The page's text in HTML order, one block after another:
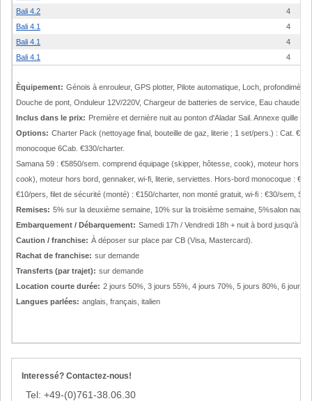
Bali 4.2
4
Bali 4.1
4
Bali 4.1
4
Bali 4.1
4
Èquipement: Génois à enrouleur, GPS plotter, Pilote automatique, Loch,
Douche de pont, Onduleur 12V/220V, Chargeur de batteries de service, Eau chaude,
Inclus dans le prix: Première et dernière nuit au ponton d'Aladar Sail. Annexe quille
Options: Charter Pack (nettoyage final, bouteille de gaz, literie ; 1 set/pers.) : Cat.
monocoque 6Cab. €330/charter.
Samana 59 : €5850/sem. comprend équipage (skipper, hôtesse, cook), moteur hors
cook), moteur hors bord, gennaker, wi-fi, literie, serviettes. Hors-bord monocoque :
€10/pers, filet de sécurité (monté) : €150/charter, non monté gratuit, wi-fi : €30/sem,
Remises: 5% sur la deuxième semaine, 10% sur la troisième semaine, 5%salon
Embarquement / Débarquement: Samedi 17h / Vendredi 18h + nuit à bord jusqu'à
Caution / franchise: À déposer sur place par CB (Visa, Mastercard).
Rachat de franchise: sur demande
Transferts (par trajet): sur demande
Location courte durée: 2 jours 50%, 3 jours 55%, 4 jours 70%, 5 jours 80%, 6 jours
Langues parlées: anglais, français, italien
Interessé? Contactez-nous!
Tel: +49-(0)761-38.06.30